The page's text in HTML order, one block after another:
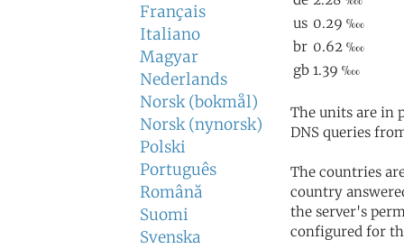
Français
Italiano
Magyar
Nederlands
Norsk (bokmål)
Norsk (nynorsk)
Polski
Português
Română
Suomi
Svenska
The units are in
DNS queries
The countries
country
the server's
configured for